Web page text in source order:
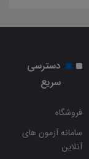
دسترسی
سریع
فروشگاه
سامانه آزمون های
آنلاین